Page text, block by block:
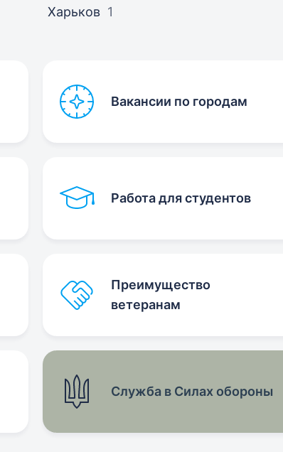
Харьков 1
Вакансии по городам
Работа для студентов
Преимущество
ветеранам
Служба в Силах обороны